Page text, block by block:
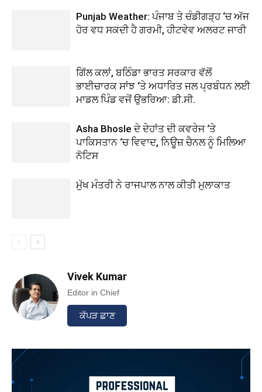
Punjab Weather: ਪੰਜਾਬ ਤੇ ਚੰਡੀਗੜ੍ਹ ‘ਚ ਅੱਜ
ਹੋਰ ਵਧ ਸਕਦੀ ਹੈ ਗਰਮੀ, ਹੀਟਵੇਵ ਅਲਰਟ ਜਾਰੀ
ਗਿੱਲ ਕਲਾਂ, ਬਠਿੰਡਾ ਭਾਰਤ ਸਰਕਾਰ ਵੱਲੋਂ
ਭਾਈਚਾਰਕ ਸਾਂਝ ‘ਤੇ ਅਧਾਰਿਤ ਜਲ ਪ੍ਰਬੰਧਨ ਲਈ
ਮਾਡਲ ਪਿੰਡ ਵਜੋਂ ਉਭਰਿਆ: ਡੀ.ਸੀ.
Asha Bhosle ਦੇ ਦੇਹਾਂਤ ਦੀ ਕਵਰੇਜ ‘ਤੇ
ਪਾਕਿਸਤਾਨ ‘ਚ ਵਿਵਾਦ, ਨਿਊਜ਼ ਚੈਨਲ ਨੂੰ ਮਿਲਿਆ
ਨੋਟਿਸ
ਮੁੱਖ ਮੰਤਰੀ ਨੇ ਰਾਜਪਾਲ ਨਾਲ ਕੀਤੀ ਮੁਲਾਕਾਤ
Vivek Kumar
Editor in Chief
ਕੱਪੜ ਛਾਣ